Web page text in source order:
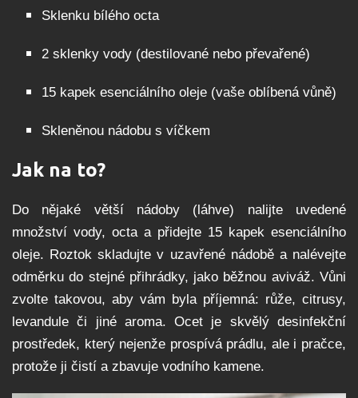
Sklenku bílého octa
2 sklenky vody (destilované nebo převařené)
15 kapek esenciálního oleje (vaše oblíbená vůně)
Skleněnou nádobu s víčkem
Jak na to?
Do nějaké větší nádoby (láhve) nalijte uvedené
množství vody, octa a přidejte 15 kapek esenciálního
oleje. Roztok skladujte v uzavřené nádobě a nalévejte
odměrku do stejné přihrádky, jako běžnou aviváž. Vůni
zvolte takovou, aby vám byla příjemná: růže, citrusy,
levandule či jiné aroma. Ocet je skvělý desinfekční
prostředek, který nejenže prospívá prádlu, ale i pračce,
protože ji čistí a zbavuje vodního kamene.